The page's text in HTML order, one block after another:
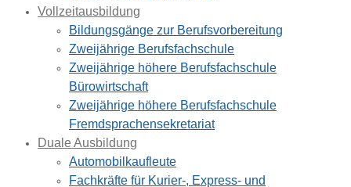
Vollzeitausbildung
Bildungsgänge zur Berufsvorbereitung
Zweijährige Berufsfachschule
Zweijährige höhere Berufsfachschule
Bürowirtschaft
Zweijährige höhere Berufsfachschule
Fremdsprachensekretariat
Duale Ausbildung
Automobilkaufleute
Fachkräfte für Kurier-, Express- und